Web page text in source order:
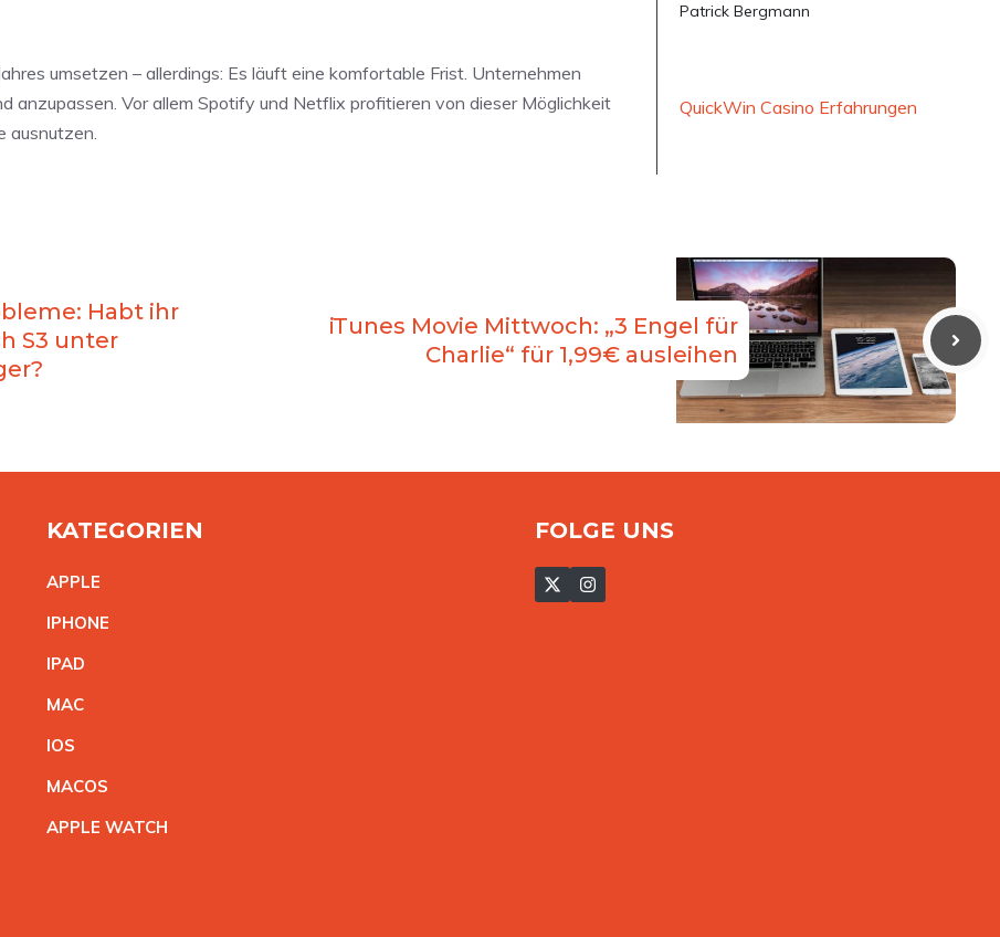
umsetzen – allerdings: Es läuft eine komfortable Frist. Unternehmen
anzupassen. Vor allem Spotify und Netflix profitieren von dieser Möglichkeit
ausnutzen.
Patrick Bergmann
QuickWin Casino Erfahrungen
Habt ihr
S3 unter
iTunes Movie Mittwoch: „3 Engel für
Charlie“ für 1,99€ ausleihen
KATEGORIEN
APPLE
IPHONE
IPAD
MAC
IOS
MACOS
APPLE WATCH
FOLGE UNS